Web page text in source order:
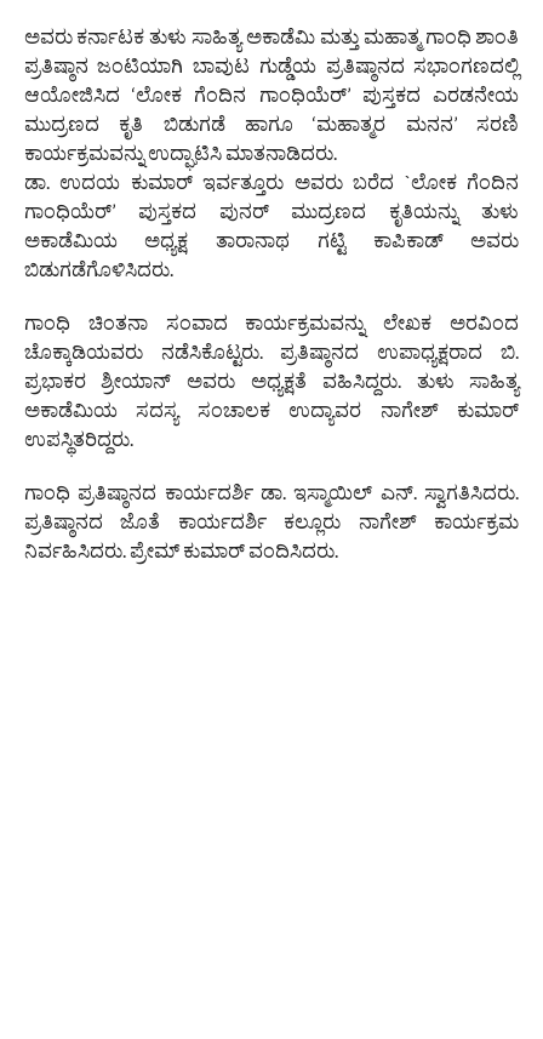
ಅವರು ಕರ್ನಾಟಕ ತುಳು ಸಾಹಿತ್ಯ ಅಕಾಡೆಮಿ ಮತ್ತು ಮಹಾತ್ಮ ಗಾಂಧಿ ಶಾಂತಿ
ಪ್ರತಿಷ್ಠಾನ ಜಂಟಿಯಾಗಿ ಬಾವುಟ ಗುಡ್ಡೆಯ ಪ್ರತಿಷ್ಠಾನದ ಸಭಾಂಗಣದಲ್ಲಿ
ಆಯೋಜಿಸಿದ ‘ಲೋಕ ಗೆಂದಿನ ಗಾಂಧಿಯೆರ್’ ಪುಸ್ತಕದ ಎರಡನೇಯ
ಮುದ್ರಣದ ಕೃತಿ ಬಿಡುಗಡೆ ಹಾಗೂ ‘ಮಹಾತ್ಮರ ಮನನ’ ಸರಣಿ
ಕಾರ್ಯಕ್ರಮವನ್ನು ಉದ್ಘಾಟಿಸಿ ಮಾತನಾಡಿದರು.
ಡಾ. ಉದಯ ಕುಮಾರ್ ಇರ್ವತ್ತೂರು ಅವರು ಬರೆದ `ಲೋಕ ಗೆಂದಿನ
ಗಾಂಧಿಯೆರ್’ ಪುಸ್ತಕದ ಪುನರ್ ಮುದ್ರಣದ ಕೃತಿಯನ್ನು ತುಳು
ಅಕಾಡೆಮಿಯ ಅಧ್ಯಕ್ಷ ತಾರಾನಾಥ ಗಟ್ಟಿ ಕಾಪಿಕಾಡ್ ಅವರು
ಬಿಡುಗಡೆಗೊಳಿಸಿದರು.
ಗಾಂಧಿ ಚಿಂತನಾ ಸಂವಾದ ಕಾರ್ಯಕ್ರಮವನ್ನು ಲೇಖಕ ಅರವಿಂದ
ಚೊಕ್ಕಾಡಿಯವರು ನಡೆಸಿಕೊಟ್ಟರು. ಪ್ರತಿಷ್ಠಾನದ ಉಪಾಧ್ಯಕ್ಷರಾದ ಬಿ.
ಪ್ರಭಾಕರ ಶ್ರೀಯಾನ್ ಅವರು ಅಧ್ಯಕ್ಷತೆ ವಹಿಸಿದ್ದರು. ತುಳು ಸಾಹಿತ್ಯ
ಅಕಾಡೆಮಿಯ ಸದಸ್ಯ ಸಂಚಾಲಕ ಉದ್ಯಾವರ ನಾಗೇಶ್ ಕುಮಾರ್
ಉಪಸ್ಥಿತರಿದ್ದರು.
ಗಾಂಧಿ ಪ್ರತಿಷ್ಠಾನದ ಕಾರ್ಯದರ್ಶಿ ಡಾ. ಇಸ್ಮಾಯಿಲ್ ಎನ್. ಸ್ವಾಗತಿಸಿದರು.
ಪ್ರತಿಷ್ಠಾನದ ಜೊತೆ ಕಾರ್ಯದರ್ಶಿ ಕಲ್ಲೂರು ನಾಗೇಶ್ ಕಾರ್ಯಕ್ರಮ
ನಿರ್ವಹಿಸಿದರು. ಪ್ರೇಮ್ ಕುಮಾರ್ ವಂದಿಸಿದರು.